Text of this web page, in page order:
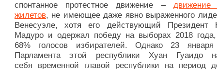
спонтанное протестное движение – движение
жилетов, не имеющее даже явно выраженного
Венесуэле, хотя его действующий Президент
Мадуро и одержал победу на выборах 2018
68% голосов избирателей. Однако 23 января
Парламента этой республики Хуан Гуаидо
себя временной главой республики на период